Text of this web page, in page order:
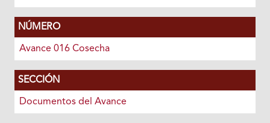
NÚMERO
Avance 016 Cosecha
SECCIÓN
Documentos del Avance